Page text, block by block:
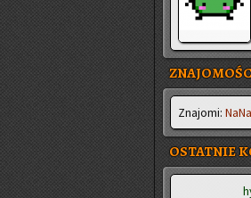
Zna­jo­mi: NaNa
OSTATNIE